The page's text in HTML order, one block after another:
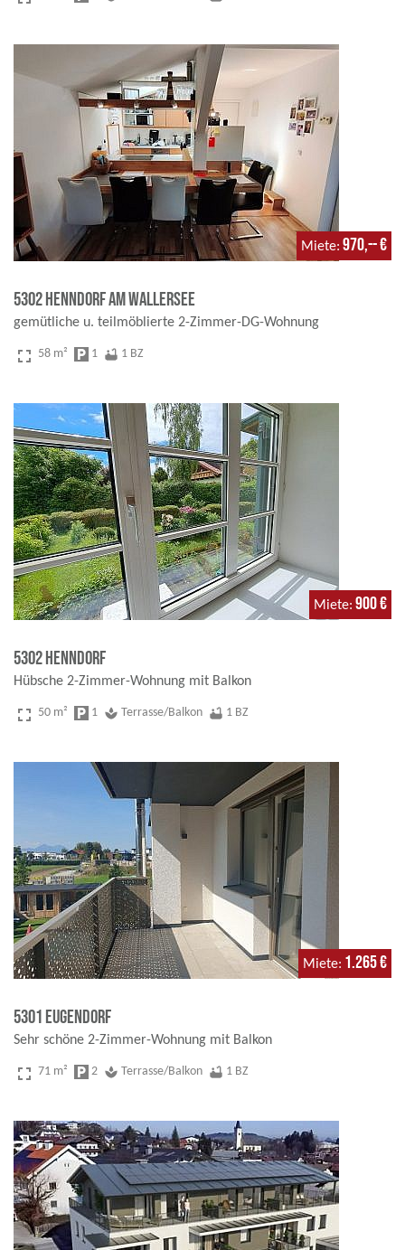
Miete 970,-- €
5302 Henndorf am Wallersee
gemütliche u. teilmöblierte 2-Zimmer-DG-Wohnung
fullscreen 58 m² local_parking 1 bathtub 1 BZ
Miete 900 €
5302 Henndorf
Hübsche 2-Zimmer-Wohnung mit Balkon
fullscreen 50 m² local_parking 1 spa Terrasse/Balkon bathtub 1 BZ
Miete 1.265 €
5301 Eugendorf
Sehr schöne 2-Zimmer-Wohnung mit Balkon
fullscreen 71 m² local_parking 2 spa Terrasse/Balkon bathtub 1 BZ